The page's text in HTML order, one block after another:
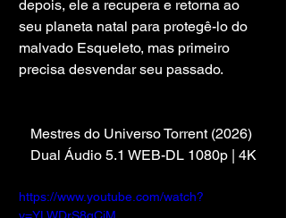
depois, ele a recupera e retorna ao
seu planeta natal para protegê-lo do
malvado Esqueleto, mas primeiro
precisa desvendar seu passado.
Mestres do Universo Torrent (2026)
Dual Áudio 5.1 WEB-DL 1080p | 4K
https://www.youtube.com/watch?